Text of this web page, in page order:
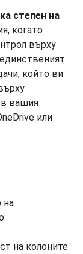
степен на
когато
върху
който ви
вашия
или
на
на колоните